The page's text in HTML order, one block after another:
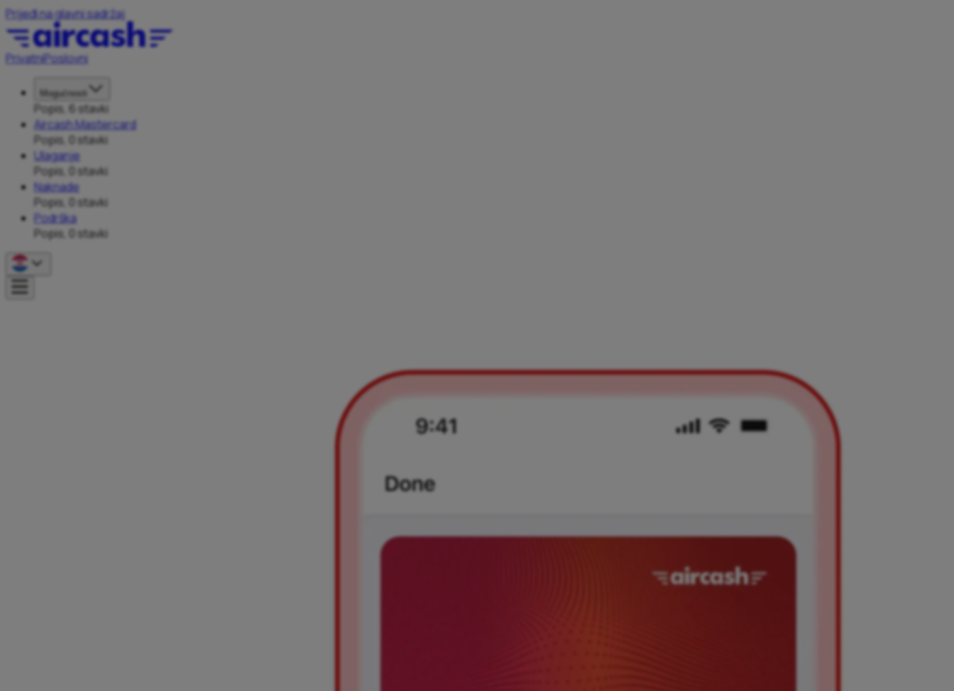
Prijeđi na glavni sadržaj
PrivatniPoslovni
Mogućnosti
Popis, 6 stavki
Aircash Mastercard
Popis, 0 stavki
Ulaganje
Popis, 0 stavki
Naknade
Popis, 0 stavki
Podrška
Popis, 0 stavki